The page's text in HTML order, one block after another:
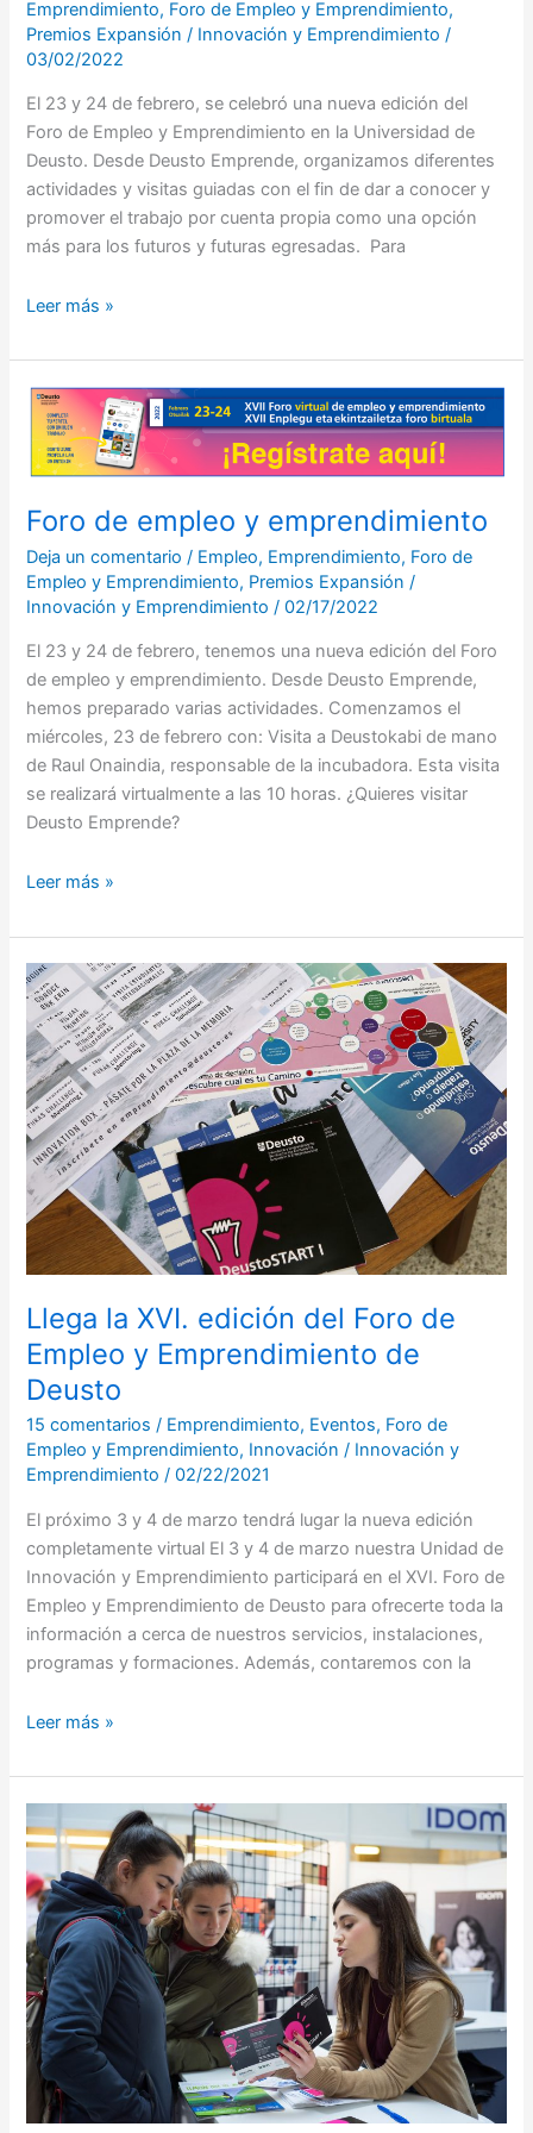
Emprendimiento, Foro de Empleo y Emprendimiento,
Premios Expansión / Innovación y Emprendimiento/
03/02/2022
El 23 y 24 de febrero, se celebró una nueva edición del
Foro de Empleo y Emprendimiento en la Universidad de
Deusto. Desde Deusto Emprende, organizamos diferentes
actividades y visitas guiadas con el fin de dar a conocer y
promover el trabajo por cuenta propia como una opción
más para los futuros y futuras egresadas. Para
Leer más »
Foro de empleo y emprendimiento
Deja un comentario / Empleo, Emprendimiento, Foro de
Empleo y Emprendimiento, Premios Expansión /
Innovación y Emprendimiento/02/17/2022
El 23 y 24 de febrero, tenemos una nueva edición del Foro
de empleo y emprendimiento. Desde Deusto Emprende,
hemos preparado varias actividades. Comenzamos el
miércoles, 23 de febrero con: Visita a Deustokabi de mano
de Raul Onaindia, responsable de la incubadora. Esta visita
se realizará virtualmente a las 10 horas. ¿Quieres visitar
Deusto Emprende?
Foro
empleo
emprendimiento
Leer más »
Llega la XVI. edición del Foro de
Empleo y Emprendimiento de
Deusto
15 comentarios / Emprendimiento, Eventos, Foro de
Empleo y Emprendimiento, Innovación / Innovación y
Emprendimiento/02/22/2021
El próximo 3 y 4 de marzo tendrá lugar la nueva edición
completamente virtual El 3 y 4 de marzo nuestra Unidad de
Innovación y Emprendimiento participará en el XVI. Foro de
Empleo y Emprendimiento de Deusto para ofrecerte toda la
información a cerca de nuestros servicios, instalaciones,
programas y formaciones. Además, contaremos con la
Llega
la
XVI.
edición
del
Foro
de
Empleo
y
Emprendimiento
de
Leer más »
Stand
en
el
Foro
de
Empleo
y
Emprendimiento